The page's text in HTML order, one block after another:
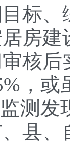
标
房
核
，
测
县